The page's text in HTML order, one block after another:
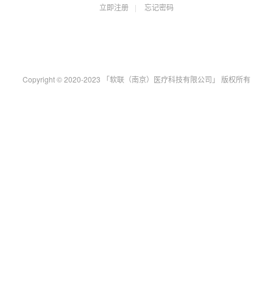
立即注册 忘记密码
Copyright © 2020-2023 「软联（南京）医疗科技有限公司」 版权所有